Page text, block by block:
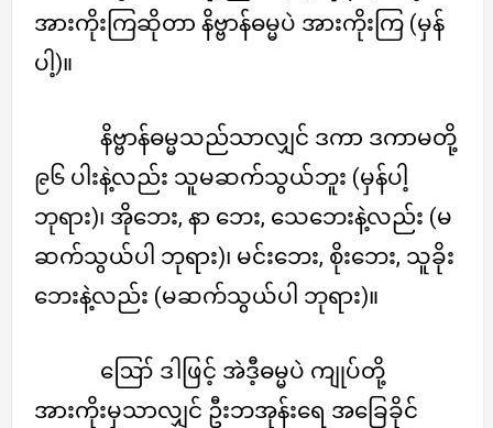
အားကိုးကြဆိုတာ နိဗ္ဗာန်ဓမ္မပဲ အားကိုးကြ (မှန်
ပါ့)။
နိဗ္ဗာန်ဓမ္မသည်သာလျှင် ဒကာ ဒကာမတို့
၉၆ ပါးနဲ့လည်း သူမဆက်သွယ်ဘူး (မှန်ပါ့
ဘုရား)၊ အိုဘေး, နာ ဘေး, သေဘေးနဲ့လည်း (မ
ဆက်သွယ်ပါ ဘုရား)၊ မင်းဘေး, စိုးဘေး, သူခိုး
ဘေးနဲ့လည်း (မဆက်သွယ်ပါ ဘုရား)။
ဪ ဒါဖြင့် အဲဒီ့ဓမ္မပဲ ကျုပ်တို့
အားကိုးမှသာလျှင် ဦးဘအုန်းရေ အခြေခိုင်